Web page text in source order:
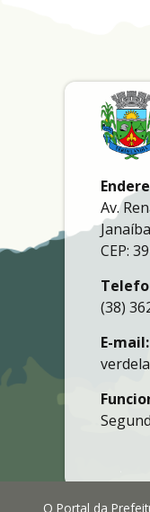
Av.
CEP:
(38)
E-mail:
O Portal da